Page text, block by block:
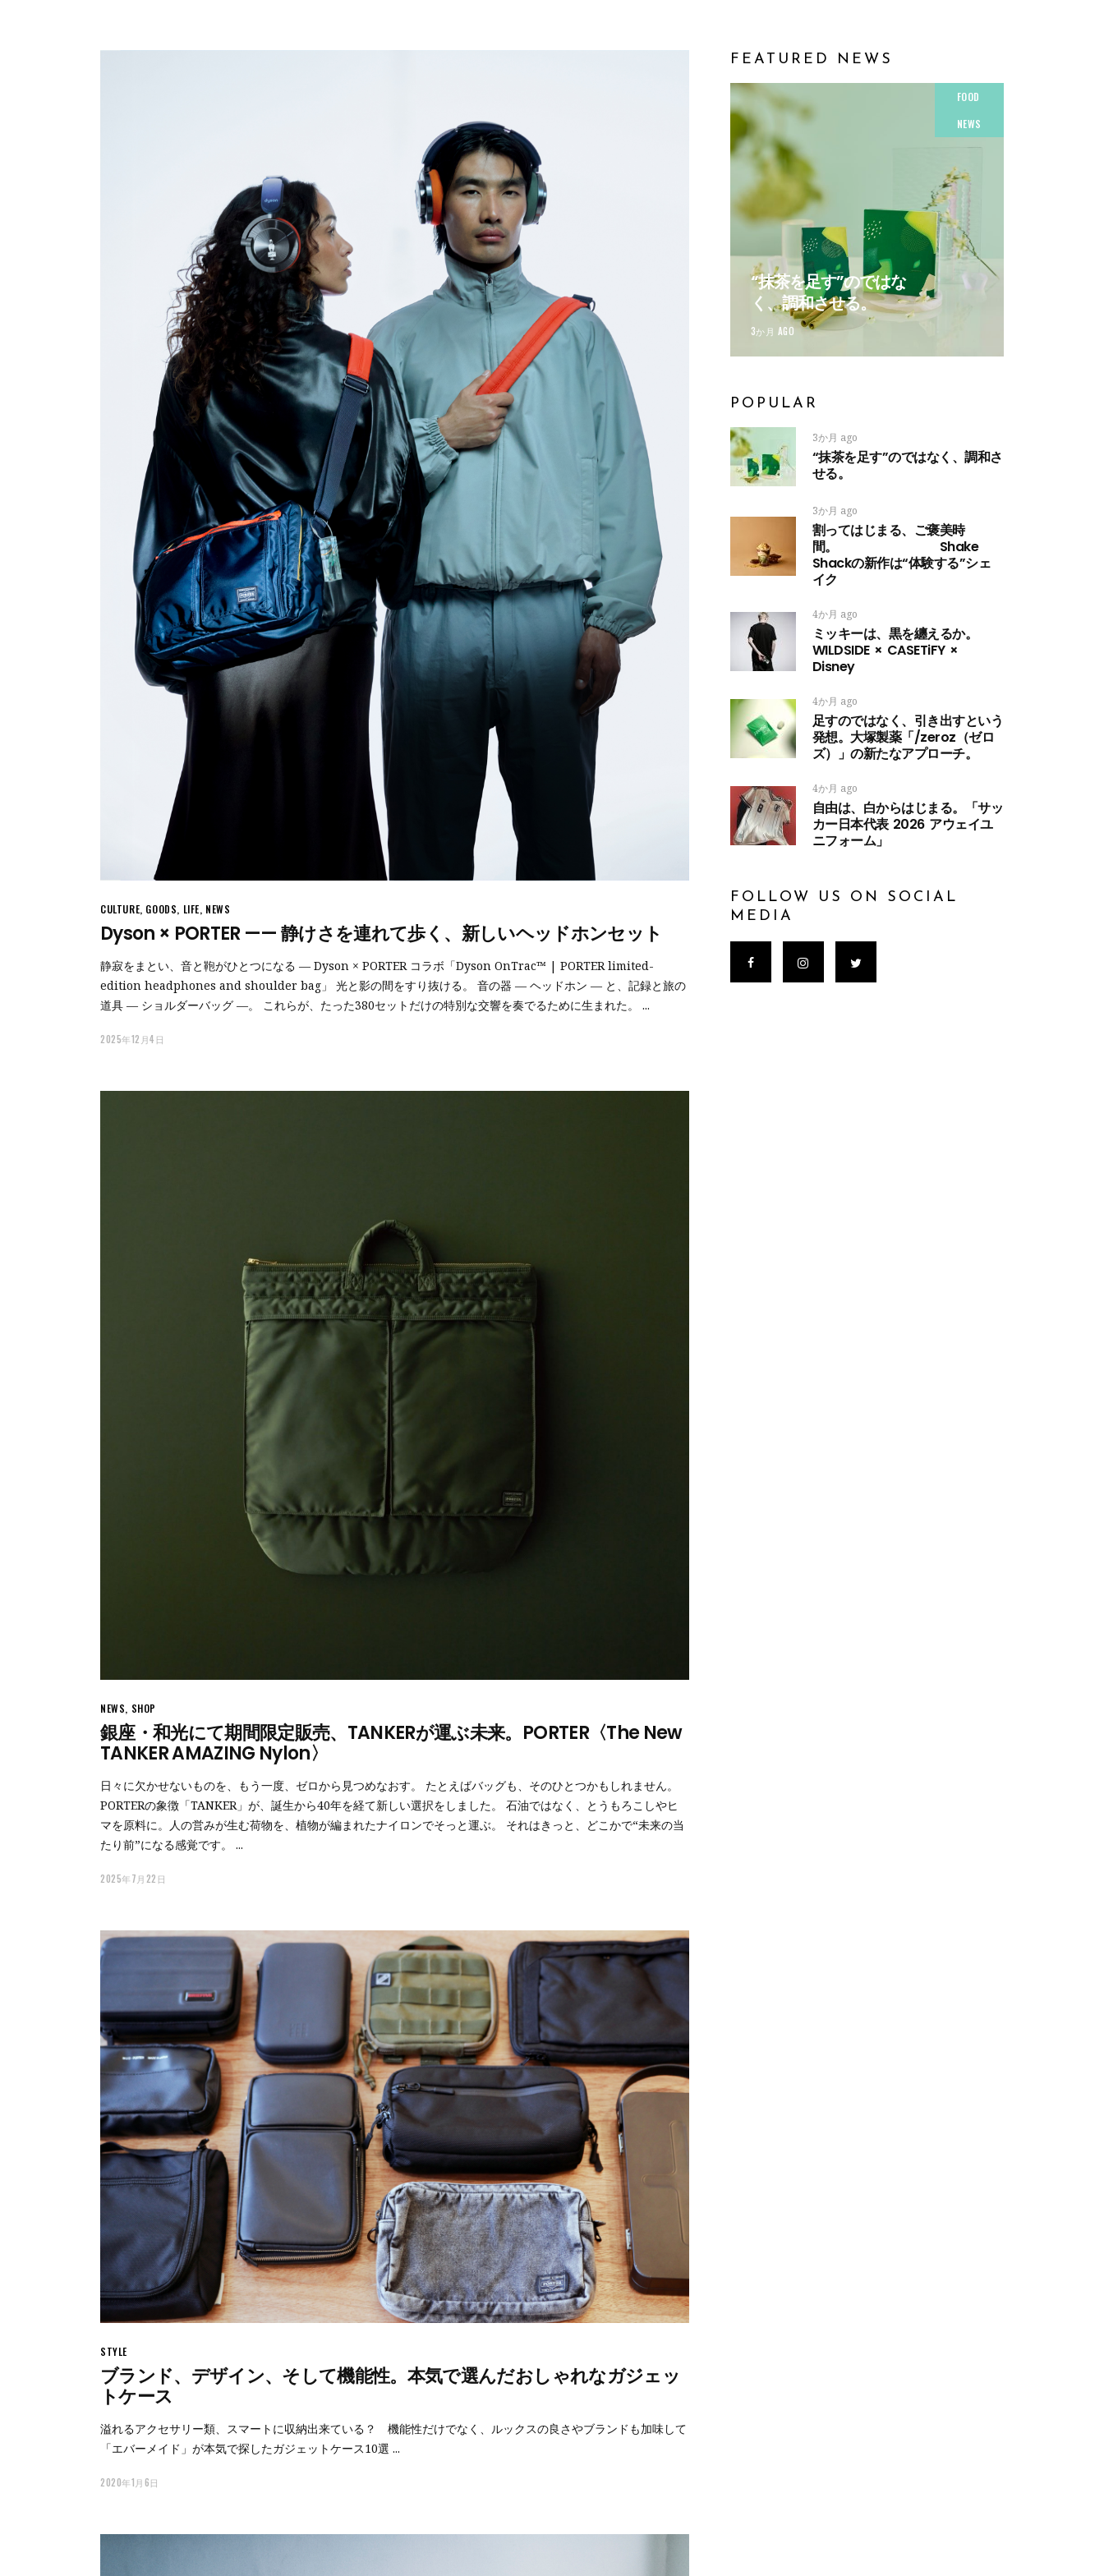
CULTURE, GOODS, LIFE, NEWS
Dyson × PORTER —— 静けさを連れて歩く、新しいヘッドホンセット
静寂をまとい、音と鞄がひとつになる — Dyson × PORTER コラボ「Dyson OnTrac™ | PORTER limited-
edition headphones and shoulder bag」 光と影の間をすり抜ける。 音の器 — ヘッドホン — と、記録と旅の
道具 — ショルダーバッグ —。 これらが、たった380セットだけの特別な交響を奏でるために生まれた。
2025年12月4日
NEWS, SHOP
銀座・和光にて期間限定販売、TANKERが運ぶ未来。PORTER〈The New
TANKER AMAZING Nylon〉
日々に欠かせないものを、もう一度、ゼロから見つめなおす。 たとえばバッグも、そのひとつかもしれません。
PORTERの象徴「TANKER」が、誕生から40年を経て新しい選択をしました。 石油ではなく、とうもろこしやヒ
マを原料に。人の営みが生む荷物を、植物が編まれたナイロンでそっと運ぶ。 それはきっと、どこかで“未来の当
たり前”になる感覚です。
2025年7月22日
STYLE
ブランド、デザイン、そして機能性。本気で選んだおしゃれなガジェッ
トケース
溢れるアクセサリー類、スマートに収納出来ている？ 機能性だけでなく、ルックスの良さやブランドも加味して
「エバーメイド」が本気で探したガジェットケース10選
2020年1月6日
FEATURED NEWS
FOOD
NEWS
“抹茶を足す”のではな
く、調和させる。
3か月 AGO
POPULAR
3か月 ago
“抹茶を足す”のではなく、調和さ
せる。
3か月 ago
割ってはじまる、ご褒美時
間。 Shake
Shackの新作は“体験する”シェ
イク
4か月 ago
ミッキーは、黒を纏えるか。
WILDSIDE × CASETiFY ×
Disney
4か月 ago
足すのではなく、引き出すという
発想。大塚製薬「/zeroz（ゼロ
ズ）」の新たなアプローチ。
4か月 ago
自由は、白からはじまる。「サッ
カー日本代表 2026 アウェイユ
ニフォーム」
FOLLOW US ON SOCIAL
MEDIA